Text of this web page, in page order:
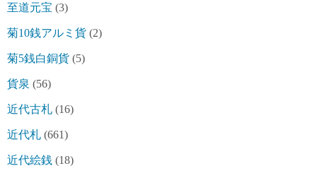
至道元宝 (3)
菊10銭アルミ貨 (2)
菊5銭白銅貨 (5)
貨泉 (56)
近代古札 (16)
近代札 (661)
近代絵銭 (18)